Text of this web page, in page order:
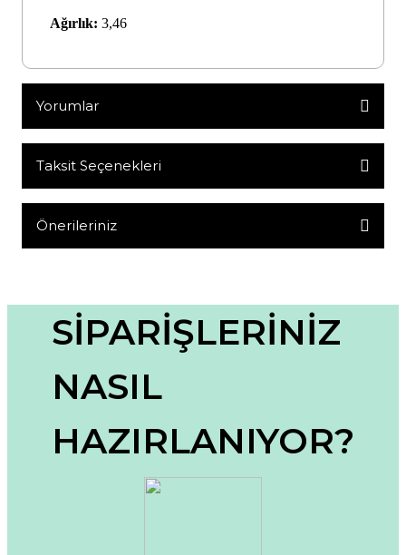
Ağırlık: 3,46
Yorumlar
Bu ürüne ilk yorumu siz yapın!
Taksit Seçenekleri
Önerileriniz
Görüş ve önerileriniz için teşekkür ederiz.
Ürün resmi kalitesiz, bozuk veya görüntülenemiyor.
Ürün açıklamasında eksik bilgiler bulunuyor.
Ürün fiyatı diğer sitelerden daha pahalı.
Bu ürüne benzer farklı alternatifler olmalı.
SİPARİŞLERİNİZ
NASIL
HAZIRLANIYOR?